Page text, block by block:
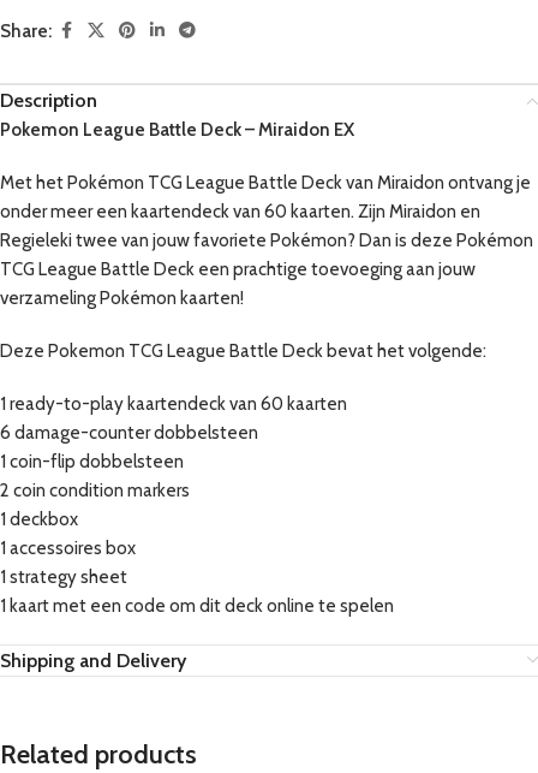
Share:
Description
Pokemon League Battle Deck – Miraidon EX
Met het Pokémon TCG League Battle Deck van Miraidon ontvang je
onder meer een kaartendeck van 60 kaarten. Zijn Miraidon en
Regieleki twee van jouw favoriete Pokémon? Dan is deze Pokémon
TCG League Battle Deck een prachtige toevoeging aan jouw
verzameling Pokémon kaarten!
Deze Pokemon TCG League Battle Deck bevat het volgende:
1 ready-to-play kaartendeck van 60 kaarten
6 damage-counter dobbelsteen
1 coin-flip dobbelsteen
2 coin condition markers
1 deckbox
1 accessoires box
1 strategy sheet
1 kaart met een code om dit deck online te spelen
Shipping and Delivery
Related products